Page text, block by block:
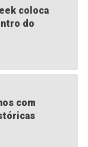
coloca
do
com